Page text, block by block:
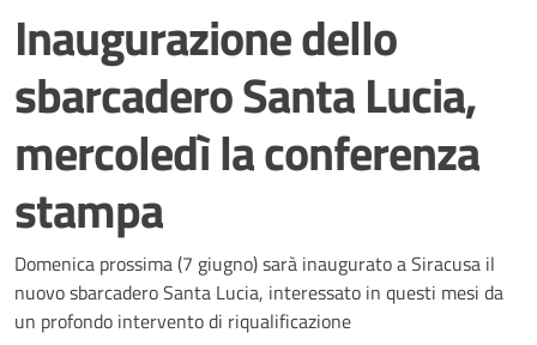
Inaugurazione dello
sbarcadero Santa Lucia,
mercoledì la conferenza
stampa
Dettagli della notizia
Domenica prossima (7 giugno) sarà inaugurato a Siracusa il
nuovo sbarcadero Santa Lucia, interessato in questi mesi da
un profondo intervento di riqualificazione